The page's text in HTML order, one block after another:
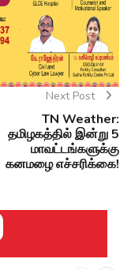
Next Post
TN Weather:
தமிழகத்தில் இன்று 5
மாவட்டங்களுக்கு
கனமழை எச்சரிக்கை!